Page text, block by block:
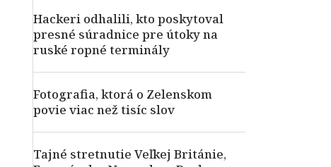
Hackeri odhalili, kto poskytoval
presné súradnice pre útoky na
ruské ropné terminály
Fotografia, ktorá o Zelenskom
povie viac než tisíc slov
Tajné stretnutie Veľkej Británie,